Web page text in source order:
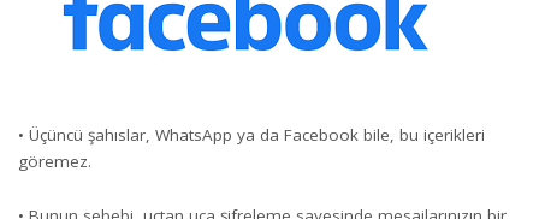
• Üçüncü şahıslar, WhatsApp ya da Facebook bile, bu içerikleri
göremez.